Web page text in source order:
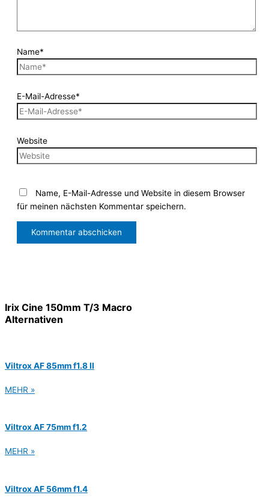
Name*
E-Mail-Adresse*
Website
Name, E-Mail-Adresse und Website in diesem Browser
für meinen nächsten Kommentar speichern.
Irix Cine 150mm T/3 Macro
Alternativen
Viltrox AF 85mm f1.8 II
MEHR »
Viltrox AF 75mm f1.2
MEHR »
Viltrox AF 56mm f1.4